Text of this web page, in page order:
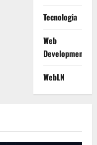
Tecnologia
Web
Development
WebLN